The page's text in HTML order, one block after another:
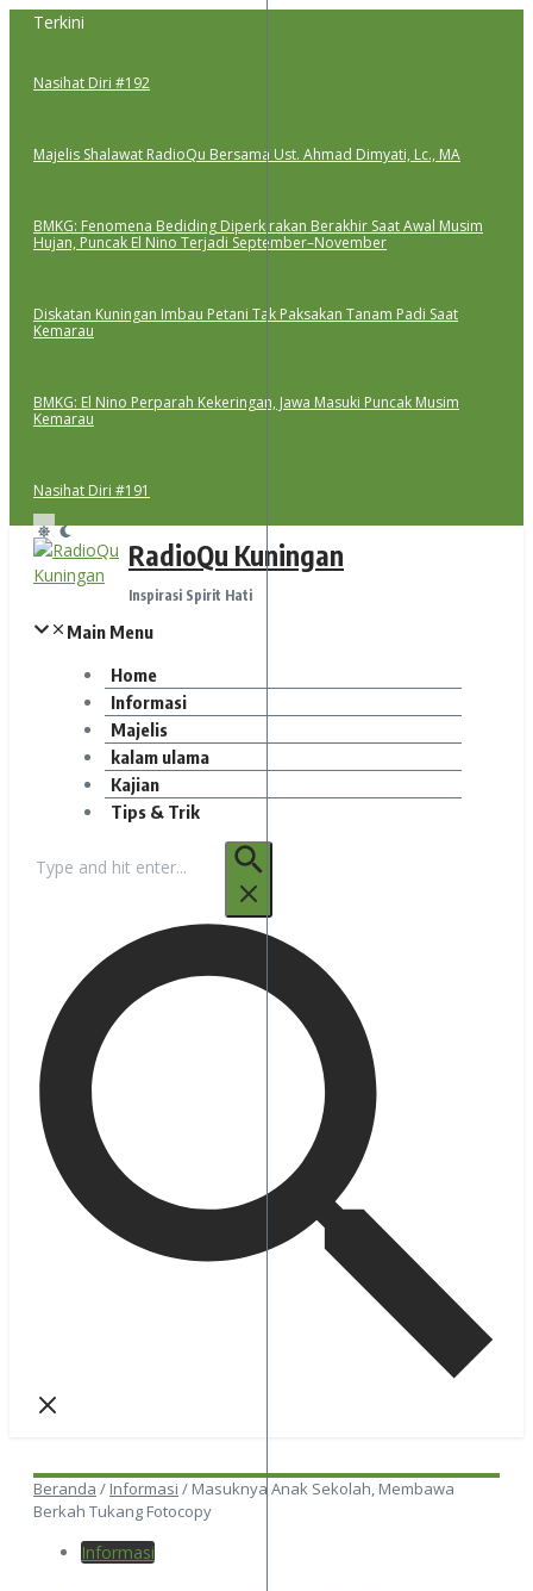
Lewati
Terkini
Nasihat Diri #192
Majelis Shalawat RadioQu Bersama Ust. Ahmad Dimyati, Lc., MA
BMKG: Fenomena Bediding Diperkirakan Berakhir Saat Awal Musim
Hujan, Puncak El Nino Terjadi September–November
Diskatan Kuningan Imbau Petani Tak Paksakan Tanam Padi Saat
Kemarau
BMKG: El Nino Perparah Kekeringan, Jawa Masuki Puncak Musim
Kemarau
Nasihat Diri #191
RadioQu Kuningan
Inspirasi Spirit Hati
Main Menu
Home
Informasi
Majelis
kalam ulama
Kajian
Tips & Trik
untuk:
Beranda / Informasi / Masuknya Anak Sekolah, Membawa
Berkah Tukang Fotocopy
Informasi